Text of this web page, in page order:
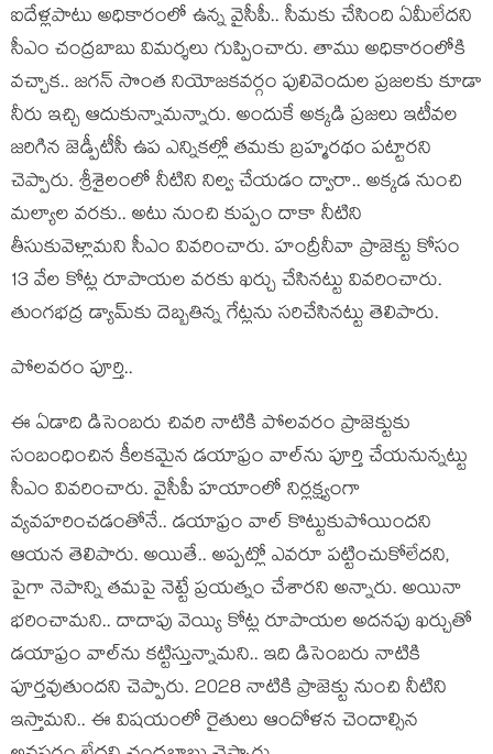
ఐదేళ్ల‌పాటు అధికారంలో ఉన్న వైసీపీ.. సీమ‌కు చేసింది ఏమీలేద‌ని
సీఎం చంద్ర‌బాబు విమ‌ర్శ‌లు గుప్పించారు. తాము అధికారంలోకి
వ‌చ్చాక‌.. జ‌గ‌న్ సొంత నియోజ‌క‌వ‌ర్గం పులివెందుల ప్ర‌జ‌ల‌కు కూడా
నీరు ఇచ్చి ఆదుకున్నామ‌న్నారు. అందుకే అక్క‌డి ప్ర‌జ‌లు ఇటీవ‌ల
జ‌రిగిన జెడ్పీటీసీ ఉప ఎన్నిక‌ల్లో త‌మ‌కు బ్ర‌హ్మ‌ర‌థం ప‌ట్టార‌ని
చెప్పారు. శ్రీశైలంలో నీటిని నిల్వ చేయ‌డం ద్వారా.. అక్క‌డ నుంచి
మ‌ల్యాల వ‌ర‌కు.. అటు నుంచి కుప్పం దాకా నీటిని
తీసుకువెళ్లామ‌ని సీఎం వివ‌రించారు. హంద్రీనీవా ప్రాజెక్టు కోసం
13 వేల కోట్ల రూపాయ‌ల వ‌ర‌కు ఖ‌ర్చు చేసిన‌ట్టు వివ‌రించారు.
తుంగ‌భ‌ద్ర డ్యామ్‌కు దెబ్బ‌తిన్న గేట్ల‌ను స‌రిచేసిన‌ట్టు తెలిపారు.
పోల‌వ‌రం పూర్తి..
ఈ ఏడాది డిసెంబ‌రు చివ‌రి నాటికి పోల‌వ‌రం ప్రాజెక్టుకు
సంబంధించిన కీల‌క‌మైన డ‌యాఫ్రం వాల్‌ను పూర్తి చేయ‌నున్న‌ట్టు
సీఎం వివ‌రించారు. వైసీపీ హ‌యాంలో నిర్ల‌క్ష్యంగా
వ్య‌వ‌హ‌రించ‌డంతోనే.. డ‌యాఫ్రం వాల్ కొట్టుకుపోయింద‌ని
ఆయ‌న తెలిపారు. అయితే.. అప్ప‌ట్లో ఎవ‌రూ ప‌ట్టించుకోలేద‌ని,
పైగా నెపాన్ని త‌మ‌పై నెట్టే ప్ర‌య‌త్నం చేశార‌ని అన్నారు. అయినా
భ‌రించామ‌ని.. దాదాపు వెయ్యి కోట్ల రూపాయ‌ల అద‌న‌పు ఖ‌ర్చుతో
డ‌యాఫ్రం వాల్‌ను క‌ట్టిస్తున్నామ‌ని.. ఇది డిసెంబ‌రు నాటికి
పూర్త‌వుతుందని చెప్పారు. 2028 నాటికి ప్రాజెక్టు నుంచి నీటిని
ఇస్తామ‌ని.. ఈ విష‌యంలో రైతులు ఆందోళ‌న చెందాల్సిన